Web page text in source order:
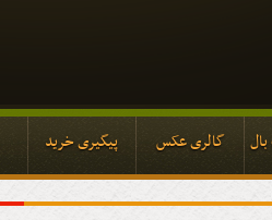
گالری عکس پیگیری خرید